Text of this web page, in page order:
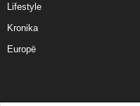
Lifestyle
Kronika
Europë